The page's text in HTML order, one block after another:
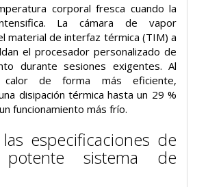
corporal fresca cuando la
La cámara de vapor
material de interfaz térmica (TIM) a
el procesador personalizado de
durante sesiones exigentes. Al
de forma más eficiente,
disipación térmica hasta un 29 %
funcionamiento más frío.
especificaciones de
potente sistema de